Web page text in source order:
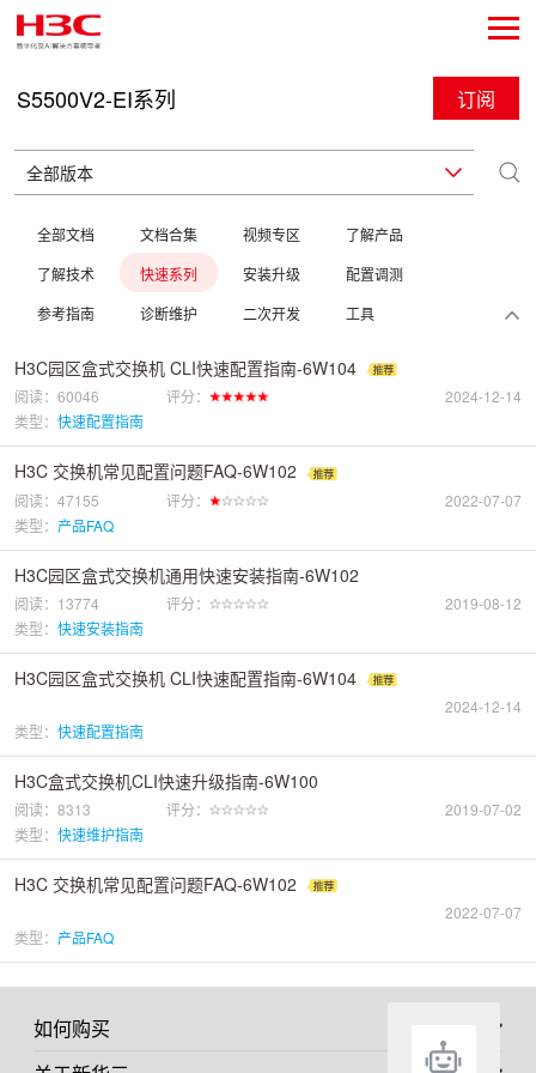
S5500V2-EI系列 订阅
全部文档 文档合集 视频专区
了解产品
了解技术
快速系列 安装升级
配置调测
参考指南
诊断维护 二次开发 工具
H3C园区盒式交换机 CLI快速配置指南-6W104
阅读：60046 评分：
2024-12-14
类型： 快速配置指南
H3C 交换机常见配置问题FAQ-6W102
阅读：47155 评分：
2022-07-07
类型： 产品FAQ
H3C园区盒式交换机通用快速安装指南-6W102
阅读：13774 评分：
2019-08-12
类型： 快速安装指南
H3C园区盒式交换机 CLI快速配置指南-6W104
2024-12-14
类型： 快速配置指南
H3C盒式交换机CLI快速升级指南-6W100
阅读：8313 评分：
2019-07-02
类型： 快速维护指南
H3C 交换机常见配置问题FAQ-6W102
2022-07-07
类型： 产品FAQ
如何购买